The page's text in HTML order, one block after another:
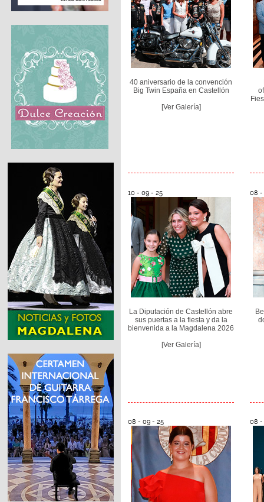
40 aniversario de la convención
Big Twin España en Castellón
[Ver Galería]
10 - 09 - 25
La Diputación de Castellón abre
sus puertas a la fiesta y da la
bienvenida a la Magdalena 2026
[Ver Galería]
08 -
08 - 09 - 25 08 -